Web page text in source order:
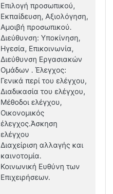
Επιλογή προσωπικού,
Εκπαίδευση, Αξιολόγηση,
Αμοιβή προσωπικού.
Διεύθυνση: Υποκίνηση,
Ηγεσία, Επικοινωνία,
Διεύθυνση Εργασιακών
Ομάδων . Έλεγχος:
Γενικά περί του ελέγχου,
Διαδικασία του ελέγχου,
Μέθοδοι ελέγχου,
Οικονομικός
έλεγχος.Άσκηση
ελέγχου
Διαχείριση αλλαγής και
καινοτομία.
Κοινωνική Ευθύνη των
Επιχειρήσεων.